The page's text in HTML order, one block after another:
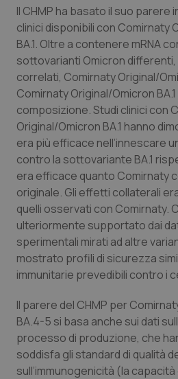
Puglia
Sardegna
Sicilia
Toscana
Umbria
Valle D’Aosta
Veneto
Malattie rare
Malattia di Crohn &
Neuroscienze &
Obesità
Oftalmologia
Oncodermatologia
Oncoematologia
Oncologia & Nutrizione
Quotidiano Cardiologia
Quotidiano Chirurgia
Il CHMP ha basato il suo parere
clinici disponibili con Comirnaty
BA.1. Oltre a contenere mRNA
sottovarianti Omicron
correlati, Comirnaty Original/
Comirnaty Original/Omicron
composizione. Studi clinici con
Original/Omicron BA.1 hanno
era più efficace nell’innescare
contro la sottovariante BA.1
era efficace quanto Comirnaty
originale. Gli effetti collaterali
quelli osservati con Comirnaty.
ulteriormente supportato dai
sperimentali mirati ad altre
mostrato profili di sicurezza
immunitarie prevedibili contro i
Il parere del CHMP per
BA.4-5 si basa anche sui dati
processo di produzione, che
soddisfa gli standard di qualità
sull’immunogenicità (la